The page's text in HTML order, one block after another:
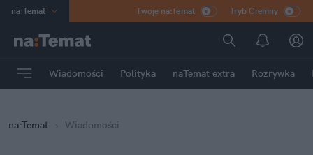
na:Temat
Poland
mama
Rozrywka
Twoje na:Temat Tryb Ciemny
Wiadomości Polityka naTemat extra Rozrywka
na:Temat Wiadomości